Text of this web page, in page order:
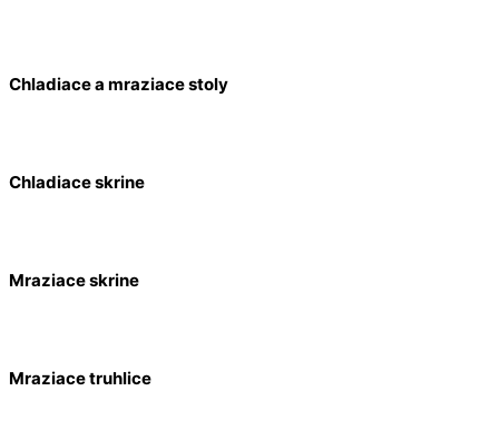
Chladiace a mraziace stoly
Chladiace skrine
Mraziace skrine
Mraziace truhlice